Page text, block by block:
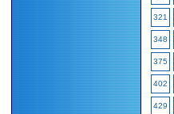
321
348
375
402
429